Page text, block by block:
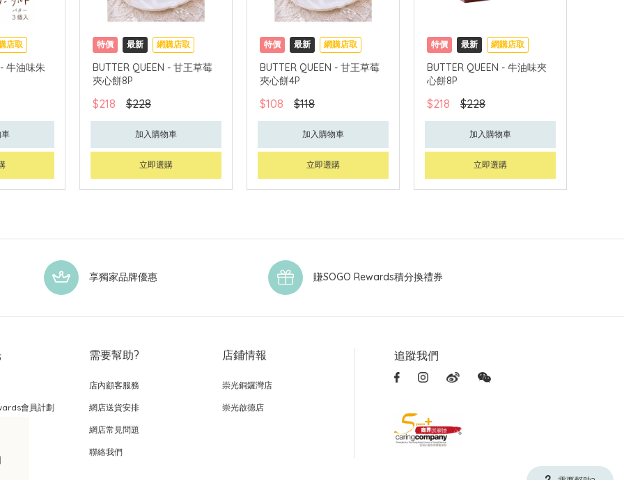
店取
牛油味朱
特價 最新 網購店取
BUTTER QUEEN - 甘王草莓
夾心餅8P
$218 $228
加入購物車
立即選購
特價 最新 網購店取
BUTTER QUEEN - 甘王草莓
夾心餅4P
$108 $118
加入購物車
立即選購
特價 最新 網購店取
BUTTER QUEEN - 牛油味夾
心餅8P
$218 $228
加入購物車
立即選購
享獨家品牌優惠 賺SOGO Rewards積分換禮券
會員計劃
需要幫助?
店內顧客服務
網店送貨安排
網店常見問題
聯絡我們
店鋪情報
崇光銅鑼灣店
崇光啟德店
追蹤我們